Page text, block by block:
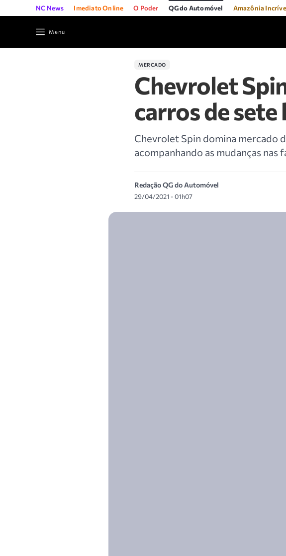
NC News Imediato Online O Poder QG do Automóvel Amazônia
Menu
MERCADO
Chevrolet
carros de sete
Chevrolet Spin domina mercado
acompanhando as mudanças nas
Redação QG do Automóvel
29/04/2021 - 01h07